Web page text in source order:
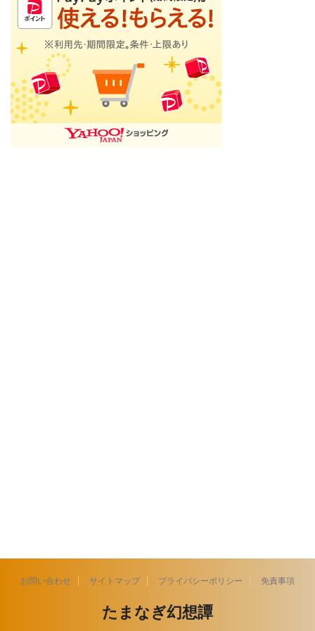
お問い合わせ サイトマップ プライバシーポリシー 免責事項
たまなぎ幻想譚